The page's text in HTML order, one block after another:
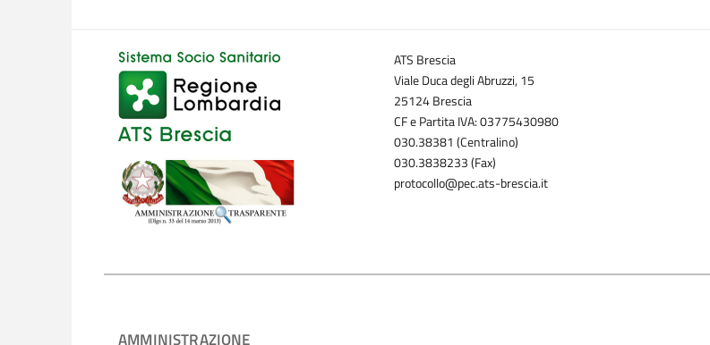
ATS Brescia
Viale Duca degli Abruzzi, 15
25124 Brescia
CF e Partita IVA: 03775430980
030.38381 (Centralino)
030.3838233 (Fax)
protocollo@pec.ats-brescia.it
AMMINISTRAZIONE